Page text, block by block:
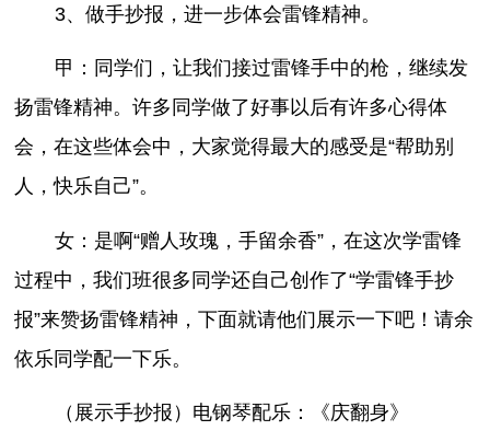
3、做手抄报，进一步体会雷锋精神。
甲：同学们，让我们接过雷锋手中的枪，继续发
扬雷锋精神。许多同学做了好事以后有许多心得体
会，在这些体会中，大家觉得最大的感受是“帮助别
人，快乐自己”。
女：是啊“赠人玫瑰，手留余香”，在这次学雷锋
过程中，我们班很多同学还自己创作了“学雷锋手抄
报”来赞扬雷锋精神，下面就请他们展示一下吧！请余
依乐同学配一下乐。
（展示手抄报）电钢琴配乐：《庆翻身》